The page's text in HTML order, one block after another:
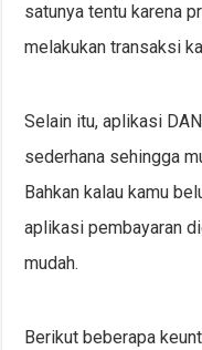
satunya tentu karena
melakukan transaksi
Selain itu, aplikasi
sederhana sehingga
Bahkan kalau kamu
aplikasi pembayaran
mudah.
Berikut beberapa